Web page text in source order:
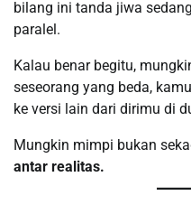
bilang ini tanda jiwa
paralel.
Kalau benar begitu,
seseorang yang beda,
ke versi lain dari dirimu di
Mungkin mimpi bukan
antar realitas.